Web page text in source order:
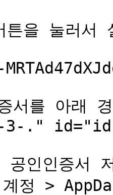
튼을 눌러서
서를 아래
3-."
공인인증서
정 >